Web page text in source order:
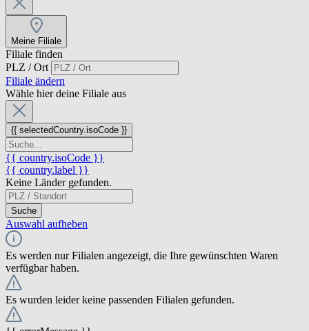
Meine Filiale
Filiale finden
PLZ / Ort
Filiale ändern
Wähle hier deine Filiale aus
{{ selectedCountry.isoCode }}
{{ country.isoCode }}
{{ country.label }}
Keine Länder gefunden.
Suche
Auswahl aufheben
Es werden nur Filialen angezeigt, die Ihre gewünschten Waren
verfügbar haben.
Es wurden leider keine passenden Filialen gefunden.